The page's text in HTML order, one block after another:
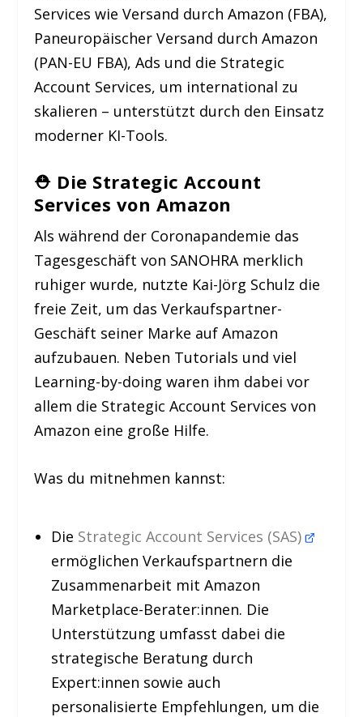
Services wie Versand durch Amazon (FBA),
Paneuropäischer Versand durch Amazon
(PAN-EU FBA), Ads und die Strategic
Account Services, um international zu
skalieren – unterstützt durch den Einsatz
moderner KI-Tools.
⛑️ Die Strategic Account
Services von Amazon
Als während der Coronapandemie das
Tagesgeschäft von SANOHRA merklich
ruhiger wurde, nutzte Kai-Jörg Schulz die
freie Zeit, um das Verkaufspartner-
Geschäft seiner Marke auf Amazon
aufzubauen. Neben Tutorials und viel
Learning-by-doing waren ihm dabei vor
allem die Strategic Account Services von
Amazon eine große Hilfe.
Was du mitnehmen kannst:
Die Strategic Account Services (SAS)
ermöglichen Verkaufspartnern die
Zusammenarbeit mit Amazon
Marketplace-Berater:innen. Die
Unterstützung umfasst dabei die
strategische Beratung durch
Expert:innen sowie auch
personalisierte Empfehlungen, um die